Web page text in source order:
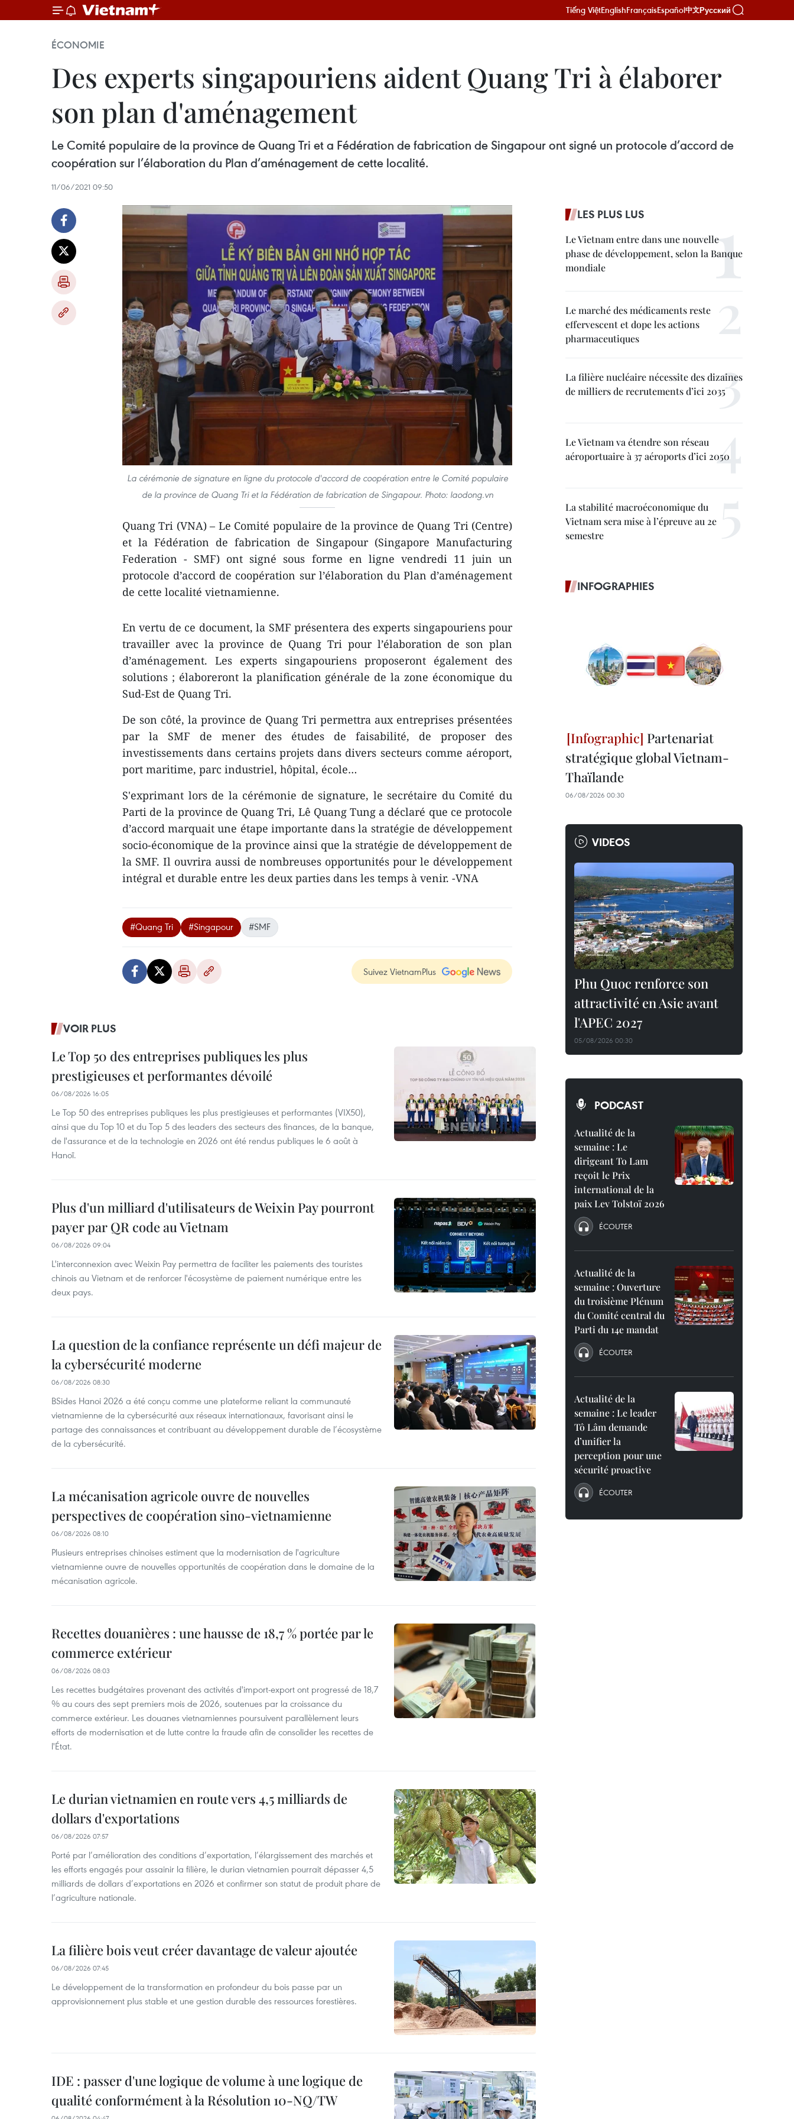
Tiếng ViệtEnglishFrançaisEspañol中文Русский
ÉCONOMIE
Des experts singapouriens aident Quang Tri à élaborer
son plan d'aménagement
Le Comité populaire de la province de Quang Tri et a Fédération de fabrication de Singapour ont signé un protocole d’accord de
coopération sur l’élaboration du Plan d’aménagement de cette localité.
11/06/2021 09:50
La cérémonie de signature en ligne du protocole d'accord de coopération entre le Comité populaire
de la province de Quang Tri et la Fédération de fabrication de Singapour. Photo: laodong.vn
Quang Tri (VNA) – Le Comité populaire de la province de Quang Tri (Centre)
et la Fédération de fabrication de Singapour (Singapore Manufacturing
Federation - SMF) ont signé sous forme en ligne vendredi 11 juin un
protocole d’accord de coopération sur l’élaboration du Plan d’aménagement
de cette localité vietnamienne.
En vertu de ce document, la SMF présentera des experts singapouriens pour
travailler avec la province de Quang Tri pour l’élaboration de son plan
d’aménagement. Les experts singapouriens proposeront également des
solutions ; élaboreront la planification générale de la zone économique du
Sud-Est de Quang Tri.
De son côté, la province de Quang Tri permettra aux entreprises présentées
par la SMF de mener des études de faisabilité, de proposer des
investissements dans certains projets dans divers secteurs comme aéroport,
port maritime, parc industriel, hôpital, école…
S'exprimant lors de la cérémonie de signature, le secrétaire du Comité du
Parti de la province de Quang Tri, Lê Quang Tung a déclaré que ce protocole
d’accord marquait une étape importante dans la stratégie de développement
socio-économique de la province ainsi que la stratégie de développement de
la SMF. Il ouvrira aussi de nombreuses opportunités pour le développement
intégral et durable entre les deux parties dans les temps à venir. -VNA
#Quang Tri #Singapour #SMF
Suivez VietnamPlus
VOIR PLUS
Le Top 50 des entreprises publiques les plus
prestigieuses et performantes dévoilé
06/08/2026 16:05
Le Top 50 des entreprises publiques les plus prestigieuses et performantes (VIX50),
ainsi que du Top 10 et du Top 5 des leaders des secteurs des finances, de la banque,
de l'assurance et de la technologie en 2026 ont été rendus publiques le 6 août à
Hanoï.
Plus d'un milliard d'utilisateurs de Weixin Pay pourront
payer par QR code au Vietnam
06/08/2026 09:04
L'interconnexion avec Weixin Pay permettra de faciliter les paiements des touristes
chinois au Vietnam et de renforcer l'écosystème de paiement numérique entre les
deux pays.
La question de la confiance représente un défi majeur de
la cybersécurité moderne
06/08/2026 08:30
BSides Hanoi 2026 a été conçu comme une plateforme reliant la communauté
vietnamienne de la cybersécurité aux réseaux internationaux, favorisant ainsi le
partage des connaissances et contribuant au développement durable de l’écosystème
de la cybersécurité.
La mécanisation agricole ouvre de nouvelles
perspectives de coopération sino-vietnamienne
06/08/2026 08:10
Plusieurs entreprises chinoises estiment que la modernisation de l'agriculture
vietnamienne ouvre de nouvelles opportunités de coopération dans le domaine de la
mécanisation agricole.
Recettes douanières : une hausse de 18,7 % portée par le
commerce extérieur
06/08/2026 08:03
Les recettes budgétaires provenant des activités d'import-export ont progressé de 18,7
% au cours des sept premiers mois de 2026, soutenues par la croissance du
commerce extérieur. Les douanes vietnamiennes poursuivent parallèlement leurs
efforts de modernisation et de lutte contre la fraude afin de consolider les recettes de
l'État.
Le durian vietnamien en route vers 4,5 milliards de
dollars d'exportations
06/08/2026 07:57
Porté par l’amélioration des conditions d’exportation, l’élargissement des marchés et
les efforts engagés pour assainir la filière, le durian vietnamien pourrait dépasser 4,5
milliards de dollars d’exportations en 2026 et confirmer son statut de produit phare de
l’agriculture nationale.
La filière bois veut créer davantage de valeur ajoutée
06/08/2026 07:45
Le développement de la transformation en profondeur du bois passe par un
approvisionnement plus stable et une gestion durable des ressources forestières.
IDE : passer d'une logique de volume à une logique de
qualité conformément à la Résolution 10-NQ/TW
LES PLUS LUS
Le Vietnam entre dans une nouvelle
phase de développement, selon la Banque
mondiale
Le marché des médicaments reste
effervescent et dope les actions
pharmaceutiques
La filière nucléaire nécessite des dizaines
de milliers de recrutements d’ici 2035
Le Vietnam va étendre son réseau
aéroportuaire à 37 aéroports d’ici 2050
La stabilité macroéconomique du
Vietnam sera mise à l’épreuve au 2e
semestre
INFOGRAPHIES
Partenariat
stratégique global Vietnam-
Thaïlande
06/08/2026 00:30
VIDEOS
Phu Quoc renforce son
attractivité en Asie avant
l'APEC 2027
05/08/2026 00:30
PODCAST
Actualité de la
semaine : Le
dirigeant To Lam
reçoit le Prix
international de la
paix Lev Tolstoï 2026
ÉCOUTER
Actualité de la
semaine : Ouverture
du troisième Plénum
du Comité central du
Parti du 14e mandat
ÉCOUTER
Actualité de la
semaine : Le leader
Tô Lâm demande
d’unifier la
perception pour une
sécurité proactive
ÉCOUTER